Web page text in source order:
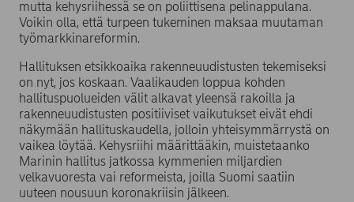
mutta kehysriihessä se on poliittisena pelinappulana.
Voikin olla, että turpeen tukeminen maksaa muutaman
työmarkkinareformin.
Hallituksen etsikkoaika rakenneuudistusten tekemiseksi
on nyt, jos koskaan. Vaalikauden loppua kohden
hallituspuolueiden välit alkavat yleensä rakoilla ja
rakenneuudistusten positiiviset vaikutukset eivät ehdi
näkymään hallituskaudella, jolloin yhteisymmärrystä on
vaikea löytää. Kehysriihi määrittääkin, muistetaanko
Marinin hallitus jatkossa kymmenien miljardien
velkavuoresta vai reformeista, joilla Suomi saatiin
uuteen nousuun koronakriisin jälkeen.